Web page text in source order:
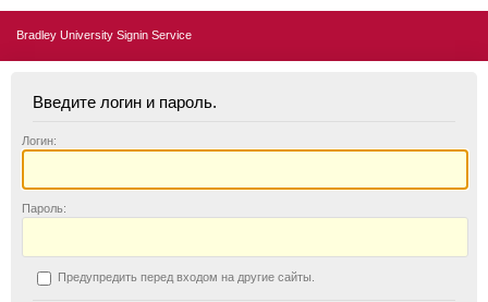
Bradley University Signin Service
Введите логин и пароль.
Логин:
Пароль:
Предупредить перед входом на другие сайты.